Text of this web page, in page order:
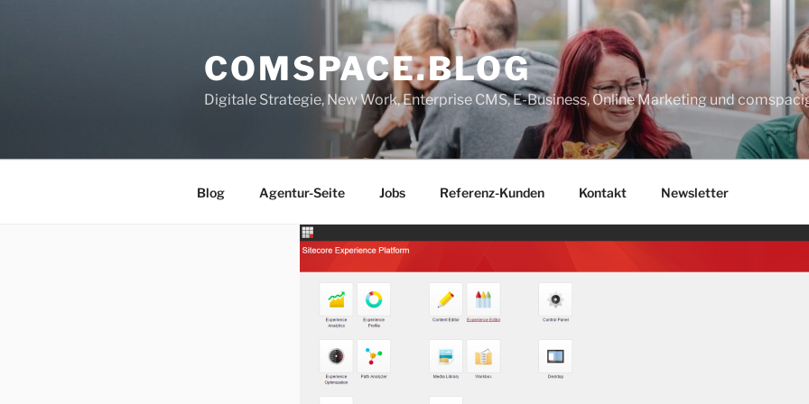
COMSPACE.BLOG
Digitale Strategie, New Work, Enterprise CMS, E-Business, Online Marketing und
Blog Agentur-Seite Jobs Referenz-Kunden Kontakt Newsletter